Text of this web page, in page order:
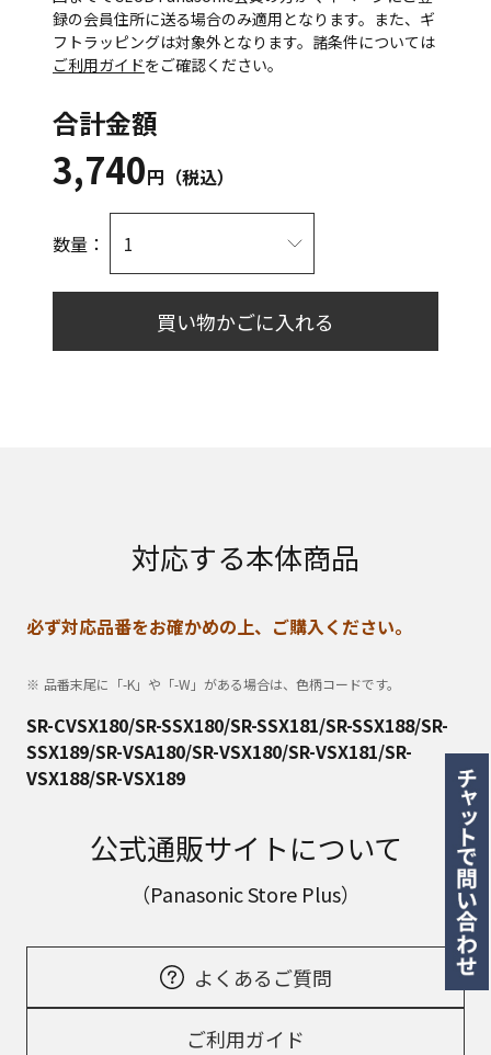
録の会員住所に送る場合のみ適用となります。また、ギ
フトラッピングは対象外となります。諸条件については
ご利用ガイドをご確認ください。
合計金額
3,740円（税込）
数量：
買い物かごに入れる
対応する本体商品
必ず対応品番をお確かめの上、ご購入ください。
品番末尾に「-K」や「-W」がある場合は、色柄コードです。
SR-CVSX180/SR-SSX180/SR-SSX181/SR-SSX188/SR-
SSX189/SR-VSA180/SR-VSX180/SR-VSX181/SR-
VSX188/SR-VSX189
公式通販サイトについて
（Panasonic Store Plus）
よくあるご質問
ご利用ガイド